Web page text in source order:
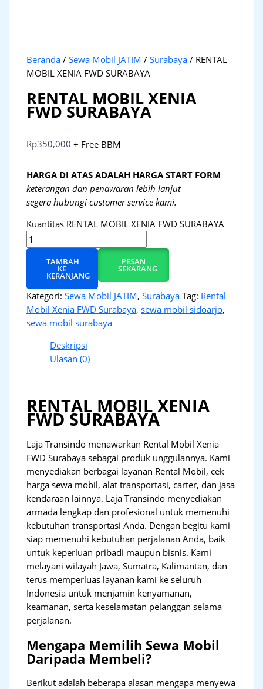
Beranda /Sewa Mobil JATIM /Surabaya / RENTAL
MOBIL XENIA FWD SURABAYA
RENTAL MOBIL XENIA
FWD SURABAYA
Rp350,000 + Free BBM
HARGA DI ATAS ADALAH HARGA START FORM
keterangan dan penawaran lebih lanjut
segera hubungi customer service kami.
Kuantitas RENTAL MOBIL XENIA FWD SURABAYA
TAMBAH
KE
KERANJANG
PESAN
SEKARANG
Kategori:Sewa Mobil JATIM,Surabaya Tag: Rental
Mobil Xenia FWD Surabaya,sewa mobil sidoarjo,
sewa mobil surabaya
Deskripsi
Ulasan (0)
RENTAL MOBIL XENIA
FWD SURABAYA
Laja Transindo menawarkan Rental Mobil Xenia
FWD Surabaya sebagai produk unggulannya. Kami
menyediakan berbagai layanan Rental Mobil, cek
harga sewa mobil, alat transportasi, carter, dan jasa
kendaraan lainnya. Laja Transindo menyediakan
armada lengkap dan profesional untuk memenuhi
kebutuhan transportasi Anda. Dengan begitu kami
siap memenuhi kebutuhan perjalanan Anda, baik
untuk keperluan pribadi maupun bisnis. Kami
melayani wilayah Jawa, Sumatra, Kalimantan, dan
terus memperluas layanan kami ke seluruh
Indonesia untuk menjamin kenyamanan,
keamanan, serta keselamatan pelanggan selama
perjalanan.
Mengapa Memilih Sewa Mobil
Daripada Membeli?
Berikut adalah beberapa alasan mengapa menyewa